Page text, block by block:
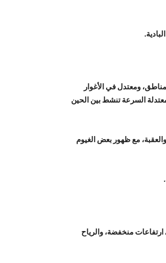
ومعتدل في الأغوار
السرعة تنشط بين الحين
مع ظهور بعض الغيوم
منخفضة، والرياح